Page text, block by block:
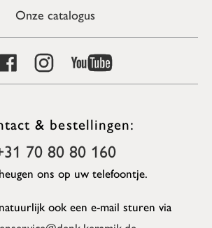
Onze catalogus
& bestellingen:
70 80 80 160
ons op uw telefoontje.
ook een e-mail sturen via